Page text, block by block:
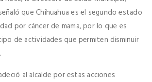
que Chihuahua es el segundo estado
por cáncer de mama, por lo que es
de actividades que permiten disminuir
al alcalde por estas acciones